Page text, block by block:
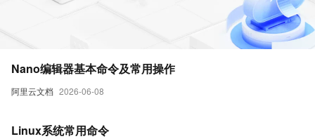
阿里云文档 2026-06-08
Nano编辑器基本命令及常用操作
Linux系统常用命令